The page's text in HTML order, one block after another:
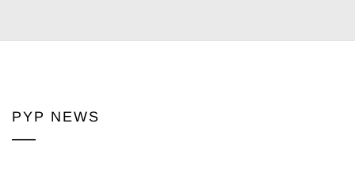
PYP NEWS